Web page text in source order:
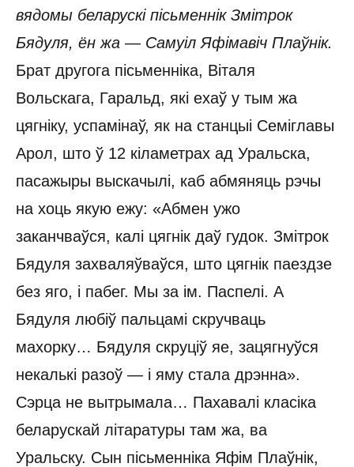
вядомы беларускі пісьменнік Змітрок
Бядуля, ён жа — Самуіл Яфімавіч Плаўнік.
Брат другога пісьменніка, Віталя
Вольскага, Гаральд, які ехаў у тым жа
цягніку, успамінаў, як на станцыі Семіглавы
Арол, што ў 12 кіламетрах ад Уральска,
пасажыры выскачылі, каб абмяняць рэчы
на хоць якую ежу: «Абмен ужо
заканчваўся, калі цягнік даў гудок. Змітрок
Бядуля захваляўваўся, што цягнік паездзе
без яго, і пабег. Мы за ім. Паспелі. А
Бядуля любіў пальцамі скручваць
махорку… Бядуля скруціў яе, зацягнуўся
некалькі разоў — і яму стала дрэнна».
Сэрца не вытрымала… Пахавалі класіка
беларускай літаратуры там жа, ва
Уральску. Сын пісьменніка Яфім Плаўнік,